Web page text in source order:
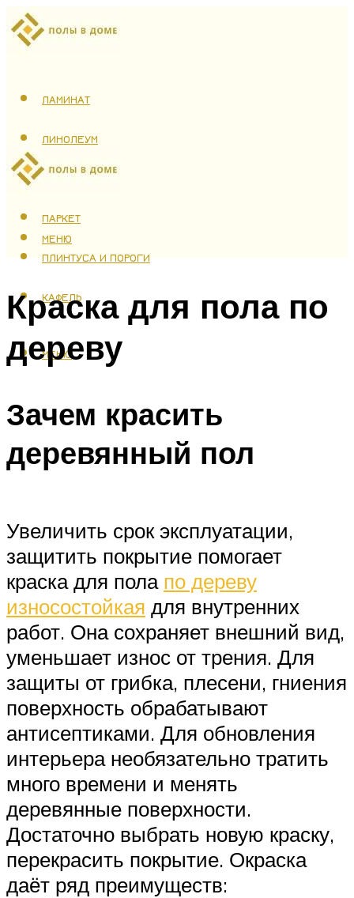
ЛАМИНАТ
ЛИНОЛЕУМ
ТЕПЛЫЙ ПОЛ
ПАРКЕТ
ПЛИНТУСА И ПОРОГИ
КАФЕЛЬ
МЕНЮ
МЕНЮ
Краска для пола по
дереву
Зачем красить
деревянный пол
Увеличить срок эксплуатации,
защитить покрытие помогает
краска для пола по дереву
износостойкая для внутренних
работ. Она сохраняет внешний вид,
уменьшает износ от трения. Для
защиты от грибка, плесени, гниения
поверхность обрабатывают
антисептиками. Для обновления
интерьера необязательно тратить
много времени и менять
деревянные поверхности.
Достаточно выбрать новую краску,
перекрасить покрытие. Окраска
даёт ряд преимуществ: